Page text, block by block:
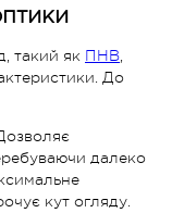
такий як ПНВ,
До
далеко
кут огляду.